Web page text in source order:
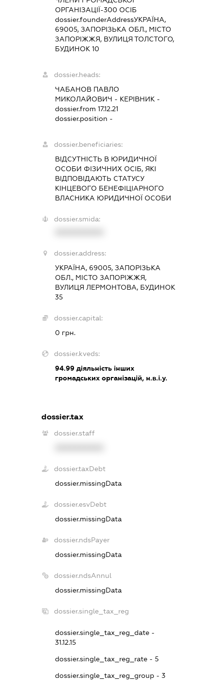
ОРГАНІЗАЦІЇ-300 ОСІБ
dossier.founderAddressУКРАЇНА,
69005, ЗАПОРІЗЬКА ОБЛ., МІСТО
ЗАПОРІЖЖЯ, ВУЛИЦЯ ТОЛСТОГО,
БУДИНОК 10
dossier.heads:
ЧАБАНОВ ПАВЛО
МИКОЛАЙОВИЧ - КЕРІВНИК -
dossier.from 17.12.21
dossier.position -
dossier.beneficiaries:
ВІДСУТНІСТЬ В ЮРИДИЧНОЇ
ОСОБИ ФІЗИЧНИХ ОСІБ, ЯКІ
ВІДПОВІДАЮТЬ СТАТУСУ
КІНЦЕВОГО БЕНЕФІЦІАРНОГО
ВЛАСНИКА ЮРИДИЧНОЇ ОСОБИ
dossier.smida:
dossier.address:
УКРАЇНА, 69005, ЗАПОРІЗЬКА
ОБЛ., МІСТО ЗАПОРІЖЖЯ,
ВУЛИЦЯ ЛЕРМОНТОВА, БУДИНОК
35
dossier.capital:
0 грн.
dossier.kveds:
94.99 діяльність інших
громадських організацій, н.в.і.у.
dossier.tax
dossier.staff
dossier.taxDebt
dossier.missingData
dossier.esvDebt
dossier.missingData
dossier.ndsPayer
dossier.missingData
dossier.ndsAnnul
dossier.missingData
dossier.single_tax_reg
dossier.single_tax_reg_date -
31.12.15
dossier.single_tax_reg_rate - 5
dossier.single_tax_reg_group - 3